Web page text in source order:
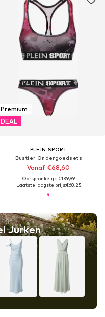
Jurken
Premium
DEAL
PLEIN SPORT
Bustier Ondergoedsets
Vanaf €68,60
Oorspronkelijk: €139,99
Laatste laagste prijs:€68,25